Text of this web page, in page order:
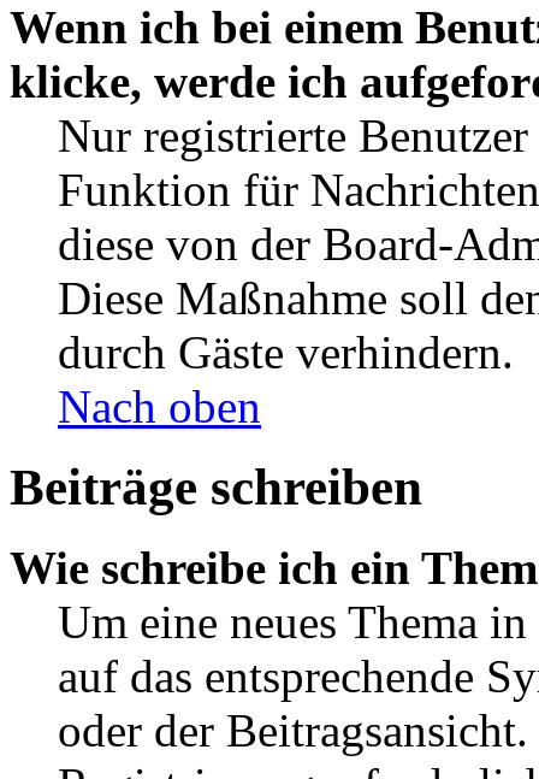
Wenn ich bei einem
klicke, werde ich
Nur registrierte
Funktion für
diese von der Board-
Diese Maßnahme soll
durch Gäste verhindern.
Nach oben
Beiträge schreiben
Wie schreibe ich ein
Um eine neues Thema
auf das entsprechende
oder der